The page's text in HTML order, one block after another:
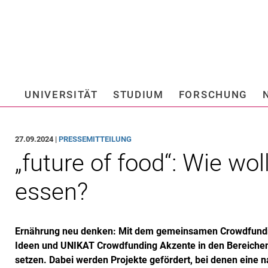
Springe direkt zu:
UNIVERSITÄT STUDIUM FORSCHUNG
27.09.2024 |PRESSEMITTEILUNG
„future of food“: Wie
essen?
Ernährung neu denken: Mit dem gemeinsamen
Ideen und UNIKAT Crowdfunding Akzente in den
setzen. Dabei werden Projekte gefördert, bei denen eine